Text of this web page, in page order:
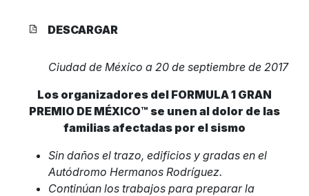
DESCARGAR
Ciudad de México a 20 de septiembre de 2017
Los organizadores del FORMULA 1 GRAN
PREMIO DE MÉXICO™ se unen al dolor de las
familias afectadas por el sismo
Sin daños el trazo, edificios y gradas en el
Autódromo Hermanos Rodríguez.
Continúan los trabajos para preparar la